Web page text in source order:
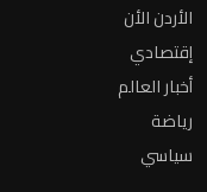
الأردن الأن
إقتصادي
أخبار العالم
رياضة
سياسي